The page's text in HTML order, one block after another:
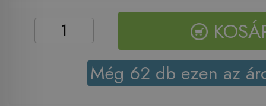
Még 62 db ezen az